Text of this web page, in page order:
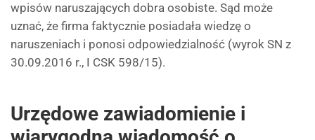
wpisów naruszających dobra osobiste. Sąd może
uznać, że firma faktycznie posiadała wiedzę o
naruszeniach i ponosi odpowiedzialność (wyrok SN z
30.09.2016 r., I CSK 598/15).
Urzędowe zawiadomienie i